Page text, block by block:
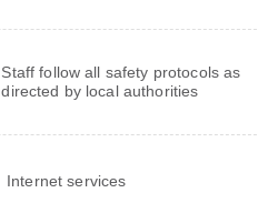
Staff follow all safety protocols as
directed by local authorities
Internet services